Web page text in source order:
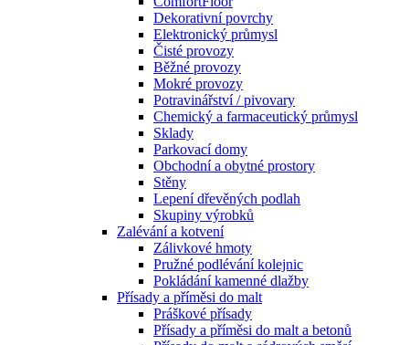
Dekorativní povrchy
Elektronický průmysl
Čisté provozy
Běžné provozy
Mokré provozy
Potravinářství / pivovary
Chemický a farmaceutický průmysl
Sklady
Parkovací domy
Obchodní a obytné prostory
Stěny
Lepení dřevěných podlah
Skupiny výrobků
Zalévání a kotvení
Zálivkové hmoty
Pružné podlévání kolejnic
Pokládání kamenné dlažby
Přísady a příměsi do malt
Práškové přísady
Přísady a příměsi do malt a betonů